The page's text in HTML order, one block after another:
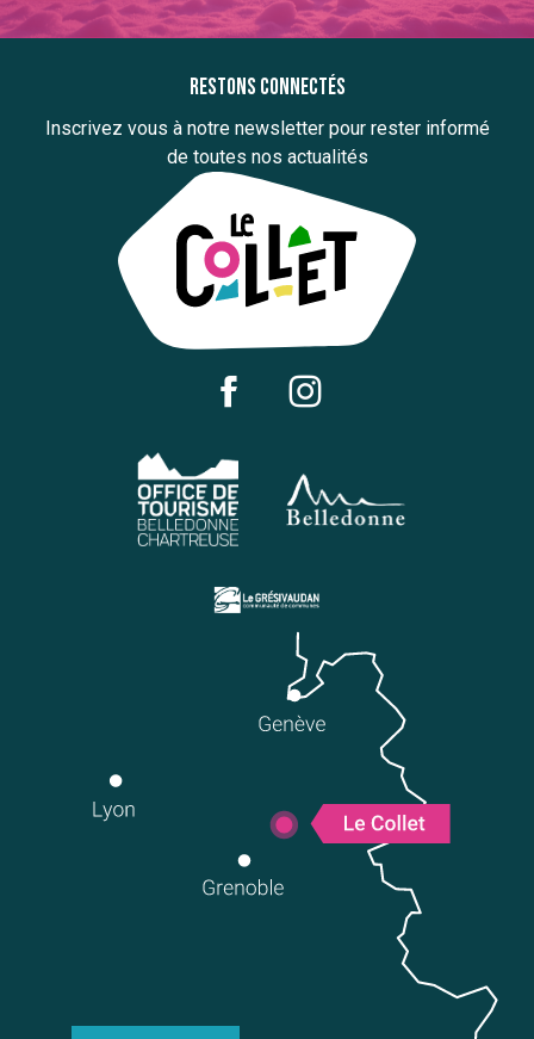
Restons connectés
Inscrivez vous à notre newsletter pour rester informé
de toutes nos actualités